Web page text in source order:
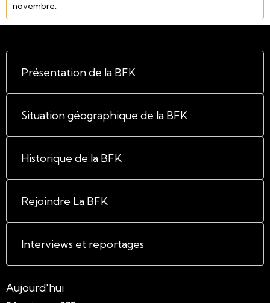
novembre.
Présentation de la BFK
Situation géographique de la BFK
Historique de la BFK
Rejoindre La BFK
Interviews et reportages
Aujourd'hui